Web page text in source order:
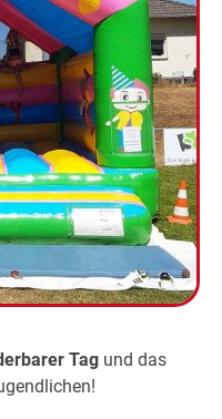
Tag und das